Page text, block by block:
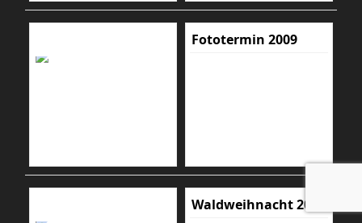
Fototermin 2009
Waldweihnacht 2009